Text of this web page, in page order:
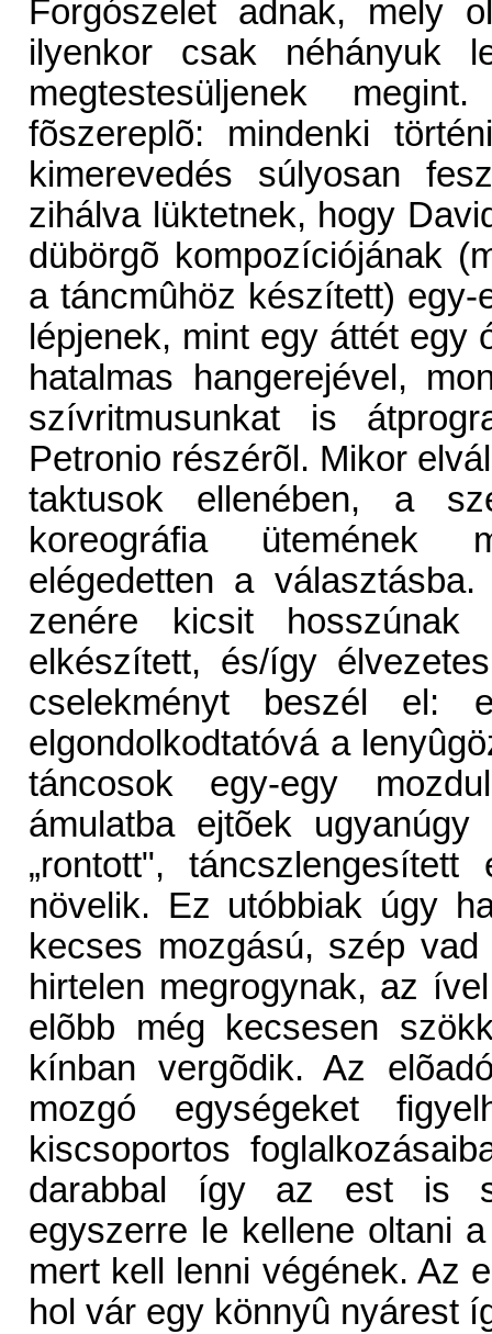
Forgószelet adnak, mely
ilyenkor csak néhányuk
megtestesüljenek
fõszereplõ: mindenki
kimerevedés súlyosan
zihálva lüktetnek, hogy
dübörgõ kompozíciójának
a táncmûhöz készített)
lépjenek, mint egy áttét egy
hatalmas hangerejével,
szívritmusunkat is
Petronio részérõl. Mikor
taktusok ellenében, a
koreográfia ütemének
elégedetten a
zenére kicsit hosszúnak
elkészített, és/így
cselekményt beszél el:
elgondolkodtatóvá a
táncosok egy-egy
ámulatba ejtõek
„rontott",
növelik. Ez utóbbiak úgy
kecses mozgású, szép
hirtelen megrogynak, az
elõbb még kecsesen
kínban vergõdik. Az
mozgó egységeket
kiscsoportos
darabbal így az est is
egyszerre le kellene oltani
mert kell lenni végének. Az
hol vár egy könnyû nyárest